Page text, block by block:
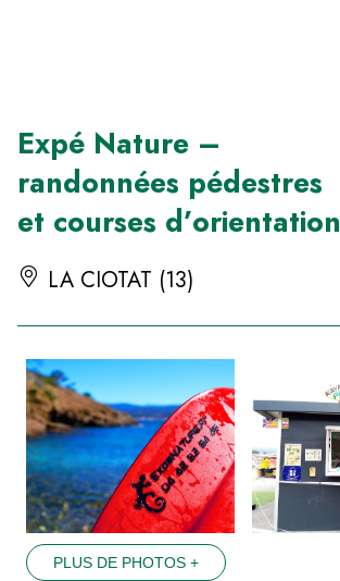
Expé Nature –
randonnées pédestres
et courses d’orientation
LA CIOTAT (13)
PLUS DE PHOTOS +